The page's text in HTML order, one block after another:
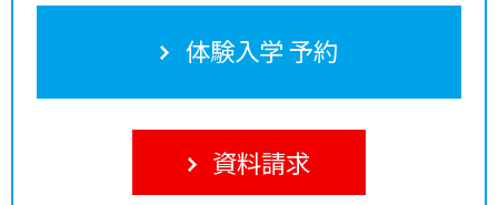
体験入学 予約
資料請求